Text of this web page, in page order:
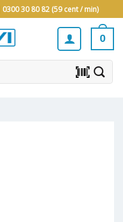
0300 30 80 82 (59 cent / min)
0
barcode_scanner